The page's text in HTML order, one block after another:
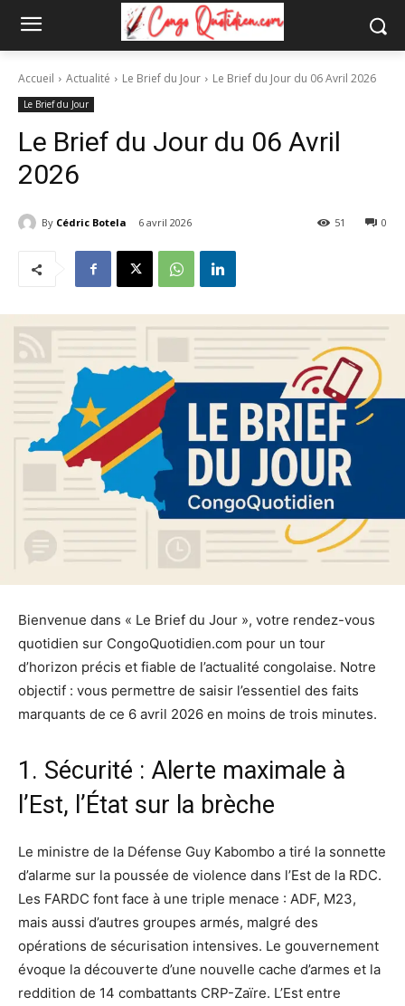
Accueil Actualité Le Brief du Jour Le Brief du Jour du 06 Avril 2026
Le Brief du Jour
Le Brief du Jour du 06 Avril
2026
By Cédric Botela 6 avril 2026 0
51
Bienvenue dans « Le Brief du Jour », votre rendez-vous
quotidien sur CongoQuotidien.com pour un tour
d’horizon précis et fiable de l’actualité congolaise. Notre
objectif : vous permettre de saisir l’essentiel des faits
marquants de ce 6 avril 2026 en moins de trois minutes.
1. Sécurité : Alerte maximale à
l’Est, l’État sur la brèche
Le ministre de la Défense Guy Kabombo a tiré la sonnette
d’alarme sur la poussée de violence dans l’Est de la RDC.
Les FARDC font face à une triple menace : ADF, M23,
mais aussi d’autres groupes armés, malgré des
opérations de sécurisation intensives. Le gouvernement
évoque la découverte d’une nouvelle cache d’armes et la
reddition de 14 combattants CRP-Zaïre. L’Est entre